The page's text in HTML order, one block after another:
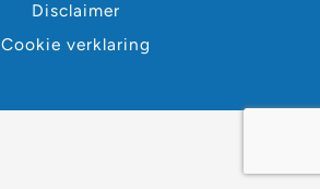
Disclaimer
Cookie verklaring